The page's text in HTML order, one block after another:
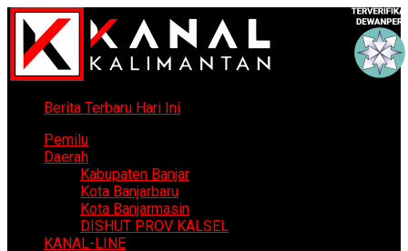
Berita Terbaru Hari Ini
Pemilu
Daerah
Kabupaten Banjar
Kota Banjarbaru
Kota Banjarmasin
DISHUT PROV KALSEL
KANAL-LINE